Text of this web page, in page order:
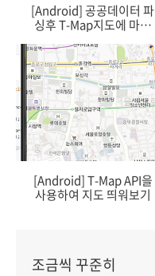
[Android] 공공데이터 파
싱후 T-Map지도에 마커
[Android] T-Map API을
사용하여 지도 띄워보기
조금씩 꾸준히